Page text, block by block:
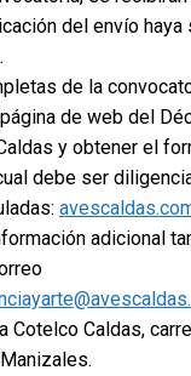
del envío haya
de la
de web del
y obtener el
debe ser
adicional
Cotelco Caldas,